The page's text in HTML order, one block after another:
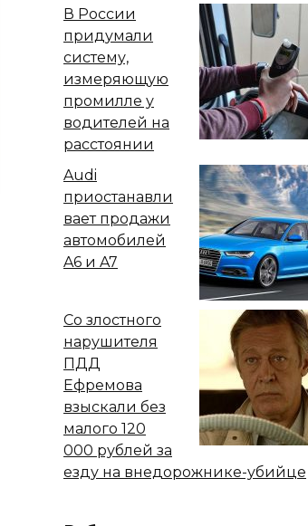
В России
придумали
систему,
измеряющую
промилле у
водителей на
расстоянии
Audi
приостанавли
вает продажи
автомобилей
A6 и A7
Со злостного
нарушителя
ПДД
Ефремова
взыскали без
малого 120
000 рублей за
езду на внедорожнике-убийце